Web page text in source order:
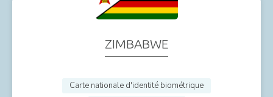
ZIMBABWE
Carte nationale d'identité biométrique